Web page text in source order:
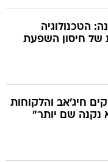
80 שנה: הטכנולוגיה
של חיסון השפעת
חיג'אב והלקוחות
נקנה שם יותר"